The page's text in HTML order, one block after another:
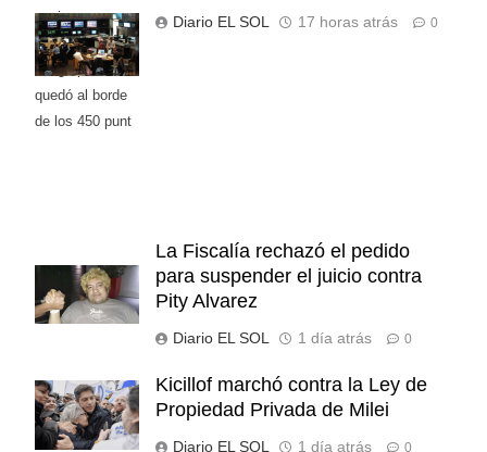
acciones en
Wall Street y el
riesgo país
quedó al borde
de los 450 punt
Diario EL SOL 17 horas atrás 0
La Fiscalía rechazó el pedido
para suspender el juicio contra
Pity Alvarez
Diario EL SOL 1 día atrás 0
Kicillof marchó contra la Ley de
Propiedad Privada de Milei
Diario EL SOL 1 día atrás 0